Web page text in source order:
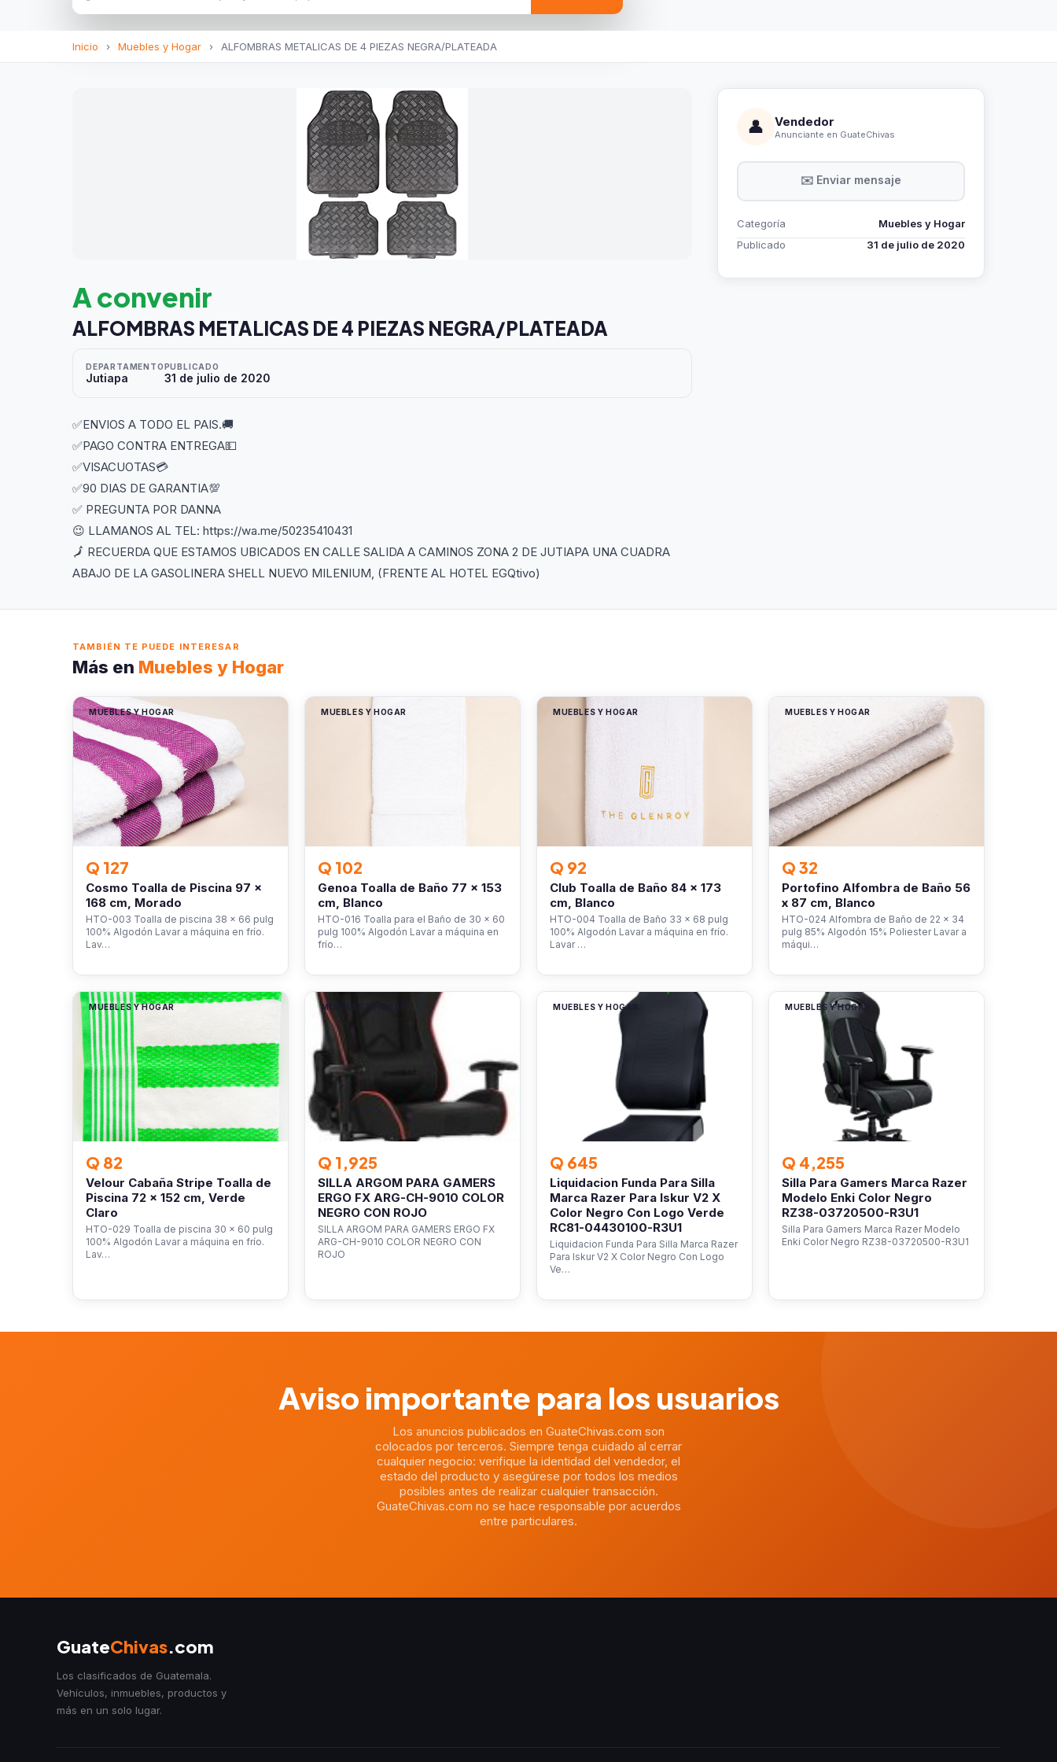
Inicio › Muebles y Hogar › ALFOMBRAS METALICAS DE 4 PIEZAS NEGRA/PLATEADA
A convenir
ALFOMBRAS METALICAS DE 4 PIEZAS NEGRA/PLATEADA
DEPARTAMENTO
Jutiapa
PUBLICADO
31 de julio de 2020
✅ENVIOS A TODO EL PAIS.🚚
✅PAGO CONTRA ENTREGA💵
✅VISACUOTAS💳
✅90 DIAS DE GARANTIA💯
✅ PREGUNTA POR DANNA
😉 LLAMANOS AL TEL: https://wa.me/50235410431
🗾 RECUERDA QUE ESTAMOS UBICADOS EN CALLE SALIDA A CAMINOS ZONA 2 DE JUTIAPA UNA CUADRA
ABAJO DE LA GASOLINERA SHELL NUEVO MILENIUM, (FRENTE AL HOTEL EGQtivo)
👤 Vendedor
Anunciante en GuateChivas
✉️ Enviar mensaje
Categoría
Muebles y Hogar
Publicado
31 de julio de 2020
TAMBIÉN TE PUEDE INTERESAR
Más en Muebles y Hogar
MUEBLES Y HOGAR
Q 127
Cosmo Toalla de Piscina 97 x
168 cm, Morado
HTO-003 Toalla de piscina 38 x 66 pulg
100% Algodón Lavar a máquina en frío.
Lav…
MUEBLES Y HOGAR
Q 102
Genoa Toalla de Baño 77 x 153
cm, Blanco
HTO-016 Toalla para el Baño de 30 x 60
pulg 100% Algodón Lavar a máquina en
frío…
MUEBLES Y HOGAR
Q 92
Club Toalla de Baño 84 x 173
cm, Blanco
HTO-004 Toalla de Baño 33 x 68 pulg
100% Algodón Lavar a máquina en frío.
Lavar …
MUEBLES Y HOGAR
Q 32
Portofino Alfombra de Baño 56
x 87 cm, Blanco
HTO-024 Alfombra de Baño de 22 x 34
pulg 85% Algodón 15% Poliester Lavar a
máqui…
MUEBLES Y HOGAR
Q 82
Velour Cabaña Stripe Toalla de
Piscina 72 x 152 cm, Verde
Claro
HTO-029 Toalla de piscina 30 x 60 pulg
100% Algodón Lavar a máquina en frío.
Lav…
MUEBLES Y HOGAR
Q 1,925
SILLA ARGOM PARA GAMERS
ERGO FX ARG-CH-9010 COLOR
NEGRO CON ROJO
SILLA ARGOM PARA GAMERS ERGO FX
ARG-CH-9010 COLOR NEGRO CON
ROJO
MUEBLES Y HOGAR
Q 645
Liquidacion Funda Para Silla
Marca Razer Para Iskur V2 X
Color Negro Con Logo Verde
RC81-04430100-R3U1
Liquidacion Funda Para Silla Marca Razer
Para Iskur V2 X Color Negro Con Logo
Ve…
MUEBLES Y HOGAR
Q 4,255
Silla Para Gamers Marca Razer
Modelo Enki Color Negro
RZ38-03720500-R3U1
Silla Para Gamers Marca Razer Modelo
Enki Color Negro RZ38-03720500-R3U1
Aviso importante para los usuarios
Los anuncios publicados en GuateChivas.com son
colocados por terceros. Siempre tenga cuidado al cerrar
cualquier negocio: verifique la identidad del vendedor, el
estado del producto y asegúrese por todos los medios
posibles antes de realizar cualquier transacción.
GuateChivas.com no se hace responsable por acuerdos
entre particulares.
GuateChivas.com
Los clasificados de Guatemala.
Vehículos, inmuebles, productos y
más en un solo lugar.